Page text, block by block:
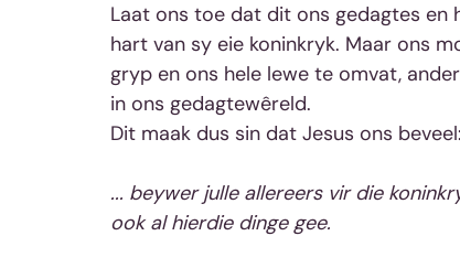
Laat ons toe dat dit ons gedagtes en
hart van sy eie koninkryk. Maar ons
gryp en ons hele lewe te omvat,
in ons gedagtewêreld.
Dit maak dus sin dat Jesus ons beveel:
... beywer julle allereers vir die
ook al hierdie dinge gee.